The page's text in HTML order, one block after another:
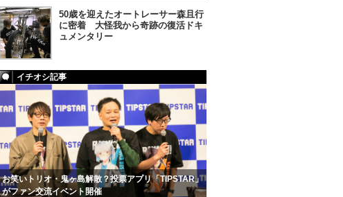
50歳を迎えたオートレーサー森且行
に密着 大怪我から奇跡の復活ドキ
ュメンタリー
イチオシ記事
お笑いトリオ・鬼ヶ島解散？投票アプリ「TIPSTAR」
がファン交流イベント開催